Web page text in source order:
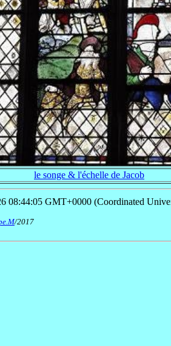
le songe & l'échelle de Jacob
08:44:05 GMT+0000 (Coordinated
/2017